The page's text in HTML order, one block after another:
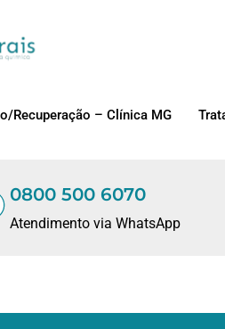
Recuperação – Clínica MG
0800 500 6070
Atendimento via WhatsApp